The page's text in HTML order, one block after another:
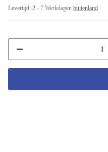
Levertijd: 2 - 7 Werkdagen buitenland